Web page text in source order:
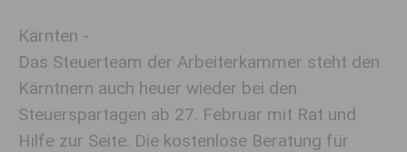
Kärnten -
Das Steuerteam der Arbeiterkammer steht den
Kärntnern auch heuer wieder bei den
Steuerspartagen ab 27. Februar mit Rat und
Hilfe zur Seite. Die kostenlose Beratung für